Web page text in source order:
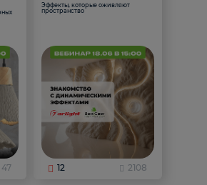
47
Эффекты, которые оживляют
пространство
12 2108